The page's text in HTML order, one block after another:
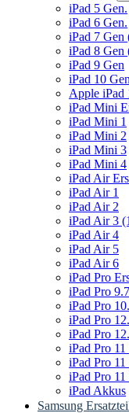
iPad 5 Gen.
iPad 6 Gen.
iPad 7 Gen
iPad 8 Gen
iPad 9 Gen
iPad 10
Apple iPad
iPad Mini
iPad Mini 1
iPad Mini 2
iPad Mini 3
iPad Mini 4
iPad Air
iPad Air 1
iPad Air 2
iPad Air 3
iPad Air 4
iPad Air 5
iPad Air 6
iPad Pro
iPad Pro 9.7
iPad Pro
iPad Pro
iPad Pro
iPad Pro
iPad Pro
iPad Pro
iPad Akkus
Samsung